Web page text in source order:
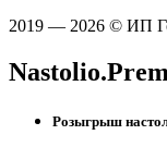
2019 — 2026 © ИП
Розыгрыш